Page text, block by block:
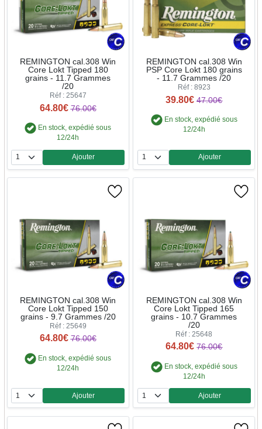
REMINGTON cal.308 Win
Core Lokt Tipped 180
grains - 11.7 Grammes
/20
Réf : 25647
64.80€ 76.00€
En stock, expédié sous
12/24h
Quantité
Ajouter
REMINGTON cal.308 Win
PSP Core Lokt 180 grains
- 11.7 Grammes /20
Réf : 8923
39.80€ 47.00€
En stock, expédié sous
12/24h
Quantité
Ajouter
REMINGTON cal.308 Win
Core Lokt Tipped 150
grains - 9.7 Grammes /20
Réf : 25649
64.80€ 76.00€
En stock, expédié sous
12/24h
Quantité
Ajouter
REMINGTON cal.308 Win
Core Lokt Tipped 165
grains - 10.7 Grammes
/20
Réf : 25648
64.80€ 76.00€
En stock, expédié sous
12/24h
Quantité
Ajouter